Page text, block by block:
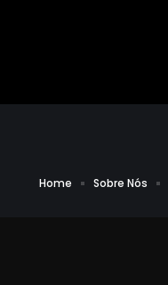
Home Sobre Nós